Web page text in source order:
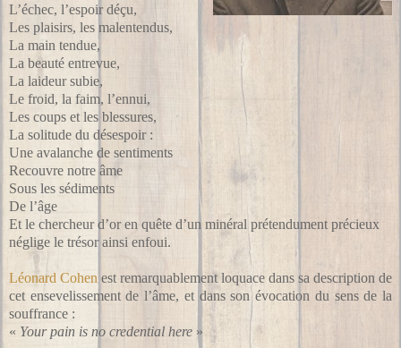
L’échec, l’espoir déçu,
Les plaisirs, les malentendus,
La main tendue,
La beauté entrevue,
La laideur subie,
Le froid, la faim, l’ennui,
Les coups et les blessures,
La solitude du désespoir :
Une avalanche de sentiments
Recouvre notre âme
Sous les sédiments
De l’âge
Et le chercheur d’or en quête d’un minéral prétendument précieux
néglige le trésor ainsi enfoui.
Léonard Cohen est remarquablement loquace dans sa description de
cet ensevelissement de l’âme, et dans son évocation du sens de la
souffrance :
« Your pain is no credential here »